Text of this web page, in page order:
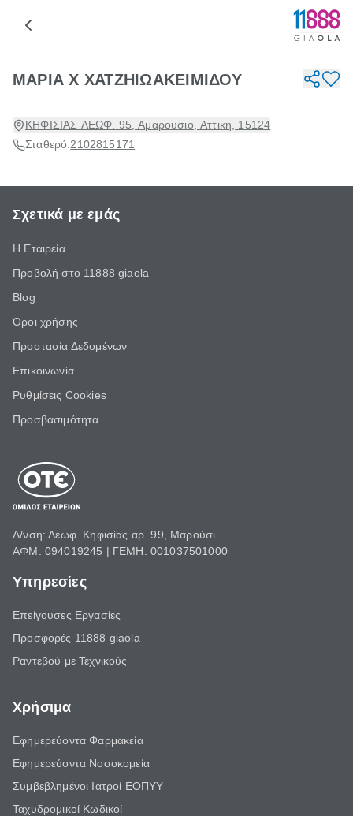
ΜΑΡΙΑ Χ ΧΑΤΖΗΙΩΑΚΕΙΜΙΔΟΥ
ΚΗΦΙΣΙΑΣ ΛΕΩΦ. 95, Αμαρουσιο, Αττικη, 15124
Σταθερό:2102815171
Σχετικά με εμάς
Η Εταιρεία
Προβολή στο 11888 giaola
Blog
Όροι χρήσης
Προστασία Δεδομένων
Επικοινωνία
Ρυθμίσεις Cookies
Προσβασιμότητα
Δ/νση: Λεωφ. Κηφισίας αρ. 99, Μαρούσι
ΑΦΜ: 094019245 | ΓΕΜΗ: 001037501000
Υπηρεσίες
Επείγουσες Εργασίες
Προσφορές 11888 giaola
Ραντεβού με Τεχνικούς
Χρήσιμα
Εφημερεύοντα Φαρμακεία
Εφημερεύοντα Νοσοκομεία
Συμβεβλημένοι Ιατροί ΕΟΠΥΥ
Ταχυδρομικοί Κωδικοί